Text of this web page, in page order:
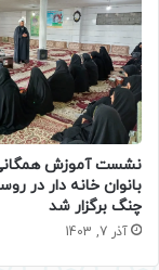
نشست آموزش همگانی
بانوان خانه دار در
چنگ برگزار شد
آذر 7, 1403